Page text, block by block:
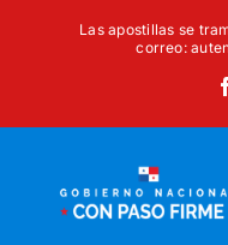
Las apostillas se
correo: